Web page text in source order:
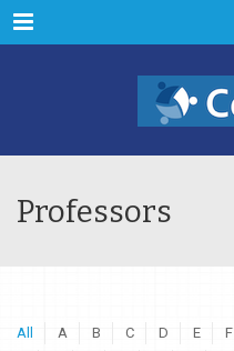
Menu
Professors
All A B C D E F